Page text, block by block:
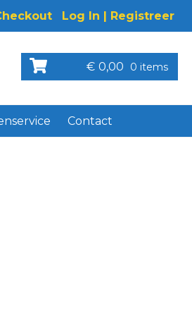
Log In | Registreer
€ 0,00 0 items
Contact